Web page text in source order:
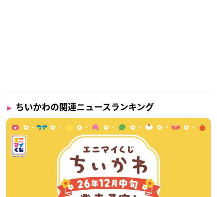
ちいかわの関連ニュースランキング